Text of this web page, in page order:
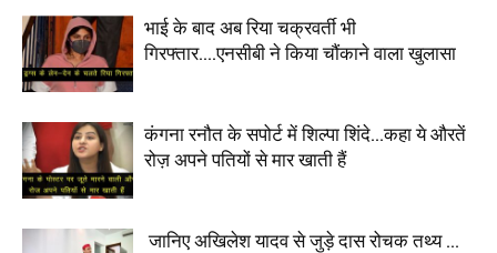
भाई के बाद अब रिया चक्रवर्ती भी
गिरफ्तार….एनसीबी ने किया चौंकाने वाला खुलासा
कंगना रनौत के सपोर्ट में शिल्पा शिंदे…कहा ये औरतें
रोज़ अपने पतियों से मार खाती हैं
जानिए अखिलेश यादव से जुड़े दास रोचक तथ्य …